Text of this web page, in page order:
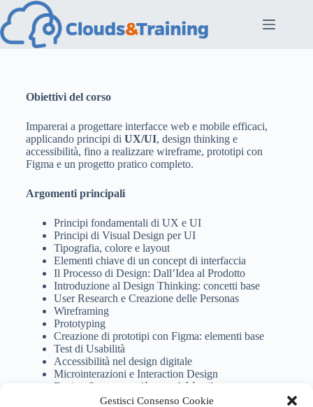
Gestisci Consenso Cookie
Obiettivi del corso
Imparerai a progettare interfacce web e mobile efficaci,
applicando principi di UX/UI, design thinking e
accessibilità, fino a realizzare wireframe, prototipi con
Figma e un progetto pratico completo.
Argomenti principali
Principi fondamentali di UX e UI
Principi di Visual Design per UI
Tipografia, colore e layout
Elementi chiave di un concept di interfaccia
Il Processo di Design: Dall’Idea al Prodotto
Introduzione al Design Thinking: concetti base
User Research e Creazione delle Personas
Wireframing
Prototyping
Creazione di prototipi con Figma: elementi base
Test di Usabilità
Accessibilità nel design digitale
Microinterazioni e Interaction Design
Design System: cos’è e perché è utile
Progetto Pratico Finale